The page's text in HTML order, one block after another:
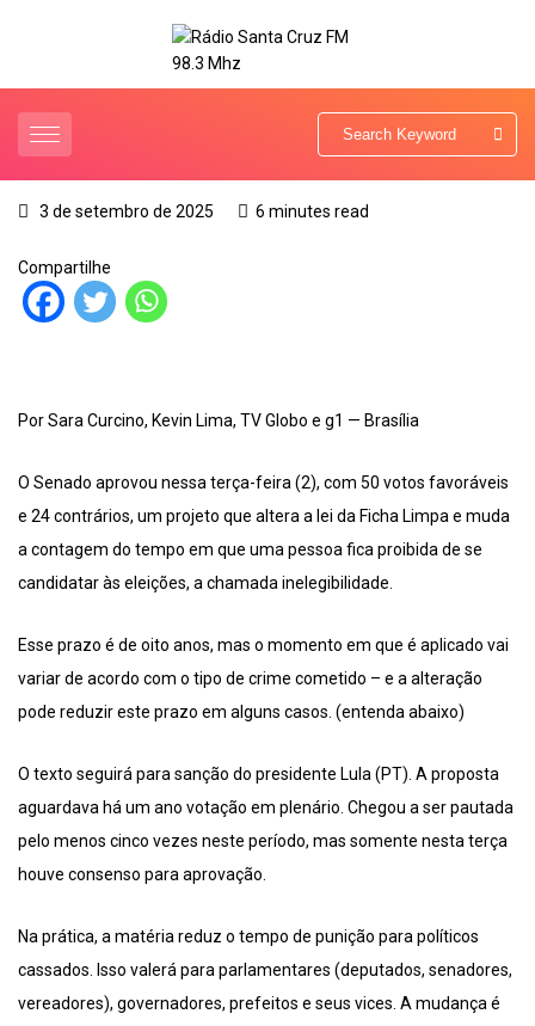
3 de setembro de 2025 6 minutes read
Compartilhe
Por Sara Curcino, Kevin Lima, TV Globo e g1 — Brasília
O Senado aprovou nessa terça-feira (2), com 50 votos favoráveis
e 24 contrários, um projeto que altera a lei da Ficha Limpa e muda
a contagem do tempo em que uma pessoa fica proibida de se
candidatar às eleições, a chamada inelegibilidade.
Esse prazo é de oito anos, mas o momento em que é aplicado vai
variar de acordo com o tipo de crime cometido – e a alteração
pode reduzir este prazo em alguns casos. (entenda abaixo)
O texto seguirá para sanção do presidente Lula (PT). A proposta
aguardava há um ano votação em plenário. Chegou a ser pautada
pelo menos cinco vezes neste período, mas somente nesta terça
houve consenso para aprovação.
Na prática, a matéria reduz o tempo de punição para políticos
cassados. Isso valerá para parlamentares (deputados, senadores,
vereadores), governadores, prefeitos e seus vices. A mudança é